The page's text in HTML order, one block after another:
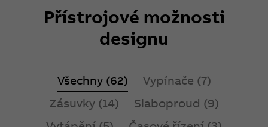
Přístrojové možnosti
designu
Všechny (62)
Vypínače (7)
Zásuvky (14)
Slaboproud (9)